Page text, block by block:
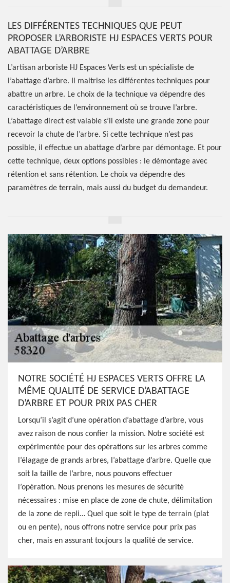
LES DIFFÉRENTES TECHNIQUES QUE PEUT
PROPOSER L’ARBORISTE HJ ESPACES VERTS POUR
ABATTAGE D’ARBRE
L’artisan arboriste HJ Espaces Verts est un spécialiste de
l’abattage d’arbre. Il maitrise les différentes techniques pour
abattre un arbre. Le choix de la technique va dépendre des
caractéristiques de l’environnement où se trouve l’arbre.
L’abattage direct est valable s’il existe une grande zone pour
recevoir la chute de l’arbre. Si cette technique n’est pas
possible, il effectue un abattage d’arbre par démontage. Et pour
cette technique, deux options possibles : le démontage avec
rétention et sans rétention. Le choix va dépendre des
paramètres de terrain, mais aussi du budget du demandeur.
NOTRE SOCIÉTÉ HJ ESPACES VERTS OFFRE LA
MÊME QUALITÉ DE SERVICE D’ABATTAGE
D’ARBRE ET POUR PRIX PAS CHER
Lorsqu’il s’agit d’une opération d’abattage d’arbre, vous
avez raison de nous confier la mission. Notre société est
expérimentée pour des opérations sur les arbres comme
l’élagage de grands arbres, l’abattage d’arbre. Quelle que
soit la taille de l’arbre, nous pouvons effectuer
l’opération. Nous prenons les mesures de sécurité
nécessaires : mise en place de zone de chute, délimitation
de la zone de repli… Quel que soit le type de terrain (plat
ou en pente), nous offrons notre service pour prix pas
cher, mais en assurant toujours la qualité de service.